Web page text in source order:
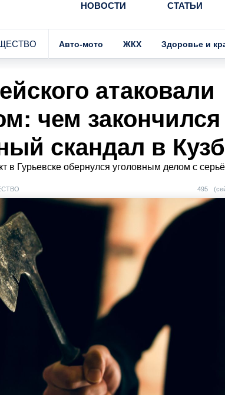
НОВОСТИ СТАТЬИ
коронавирусной инфекции Частичная
Авто-мото ЖКХ Здоровье и
атаковали
чем закончился
скандал в
в Гурьевске обернулся уголовным делом с
495